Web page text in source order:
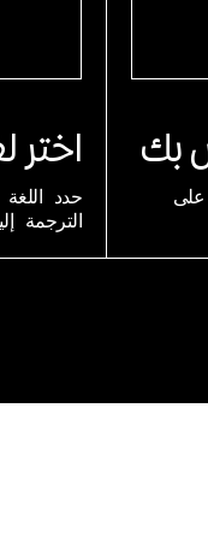
بك اختر
حدد
الترجمة